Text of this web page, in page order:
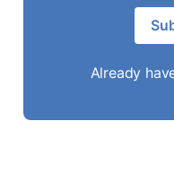
Already